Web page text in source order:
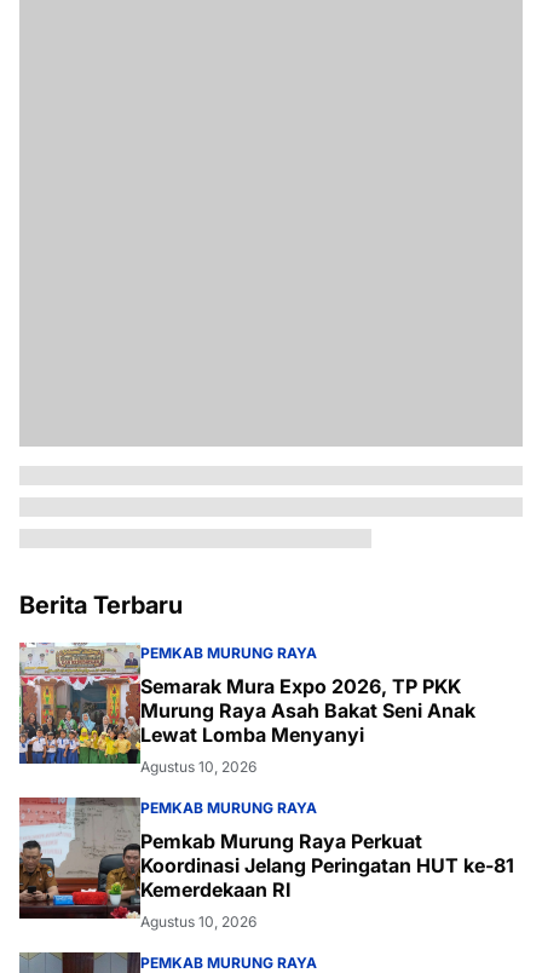
Berita Terbaru
PEMKAB MURUNG RAYA
Semarak Mura Expo 2026, TP PKK
Murung Raya Asah Bakat Seni Anak
Lewat Lomba Menyanyi
Agustus 10, 2026
PEMKAB MURUNG RAYA
Pemkab Murung Raya Perkuat
Koordinasi Jelang Peringatan HUT ke-81
Kemerdekaan RI
Agustus 10, 2026
PEMKAB MURUNG RAYA